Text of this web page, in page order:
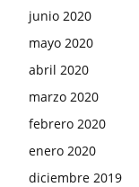
junio 2020
mayo 2020
abril 2020
marzo 2020
febrero 2020
enero 2020
diciembre 2019